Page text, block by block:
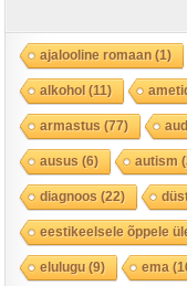
ajalooline romaan(1)
alkohol(11)
armastus (77)
ausus (6) autism
diagnoos (22)
eestikeelsele õppele
elulugu(9) ema